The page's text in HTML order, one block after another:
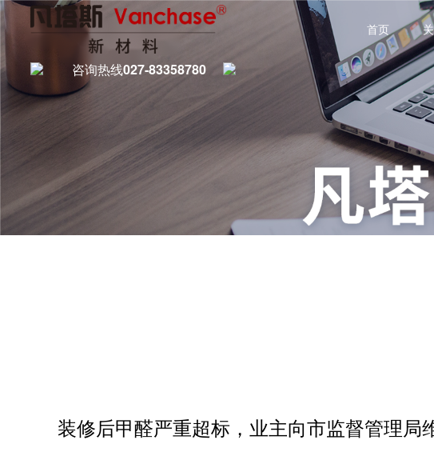
首页
咨询热线027-83358780
装修后甲醛严重超标，业主向市监督管理局